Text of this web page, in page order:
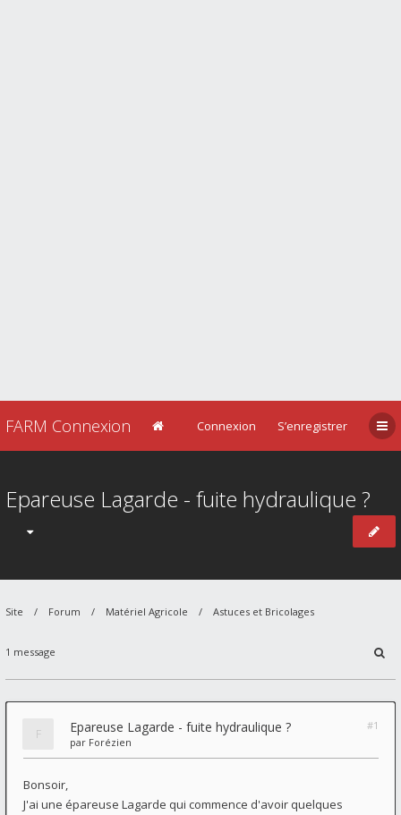
FARM Connexion Connexion S’enregistrer
Epareuse Lagarde - fuite hydraulique ?
Site Forum Matériel Agricole Astuces et Bricolages
1 message
Epareuse Lagarde - fuite hydraulique ?
#1
par Forézien
Bonsoir,
J'ai une épareuse Lagarde qui commence d'avoir quelques